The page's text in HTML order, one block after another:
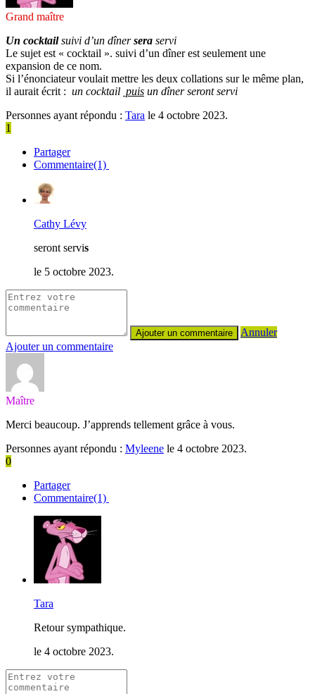
Grand maître
Un cocktailsuivi d’un dînersera servi
Le sujet est « cocktail ». suivi d’un dîner est seulement une
expansion de ce nom.
Si l’énonciateur voulait mettre les deux collations sur le même plan,
il aurait écrit : un cocktail puis un dîner seront servi
Personnes ayant répondu : Tara le 4 octobre 2023.
1
Partager
Commentaire(1)
Cathy Lévy
seront servis
le 5 octobre 2023.
Annuler
Ajouter un commentaire
Maître
Merci beaucoup. J’apprends tellement grâce à vous.
Personnes ayant répondu : Myleene le 4 octobre 2023.
0
Partager
Commentaire(1)
Tara
Retour sympathique.
le 4 octobre 2023.